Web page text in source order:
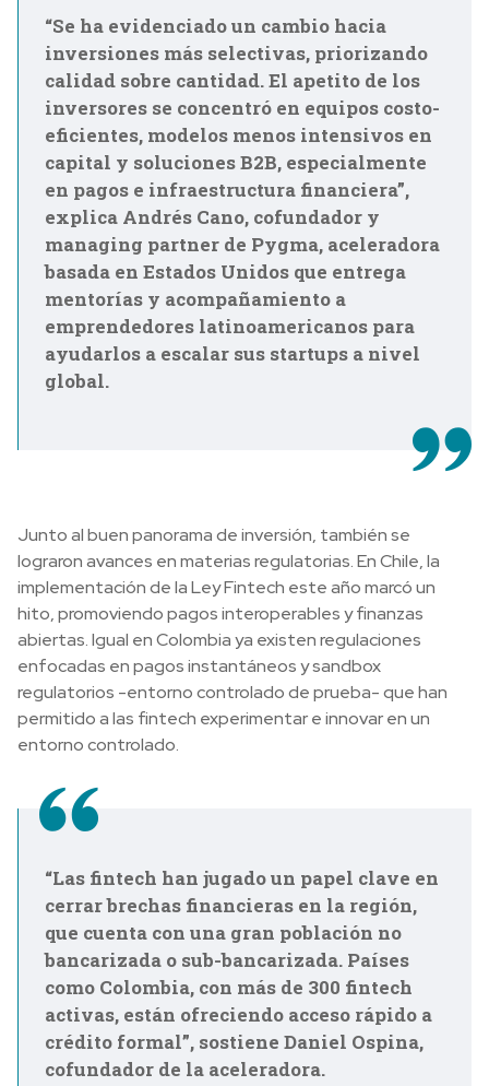
“Se ha evidenciado un cambio hacia
inversiones más selectivas, priorizando
calidad sobre cantidad. El apetito de los
inversores se concentró en equipos costo-
eficientes, modelos menos intensivos en
capital y soluciones B2B, especialmente
en pagos e infraestructura financiera”,
explica Andrés Cano, cofundador y
managing partner de Pygma, aceleradora
basada en Estados Unidos que entrega
mentorías y acompañamiento a
emprendedores latinoamericanos para
ayudarlos a escalar sus startups a nivel
global.
Junto al buen panorama de inversión, también se
lograron avances en materias regulatorias. En Chile, la
implementación de la Ley Fintech este año marcó un
hito, promoviendo pagos interoperables y finanzas
abiertas. Igual en Colombia ya existen regulaciones
enfocadas en pagos instantáneos y sandbox
regulatorios -entorno controlado de prueba- que han
permitido a las fintech experimentar e innovar en un
entorno controlado.
“Las fintech han jugado un papel clave en
cerrar brechas financieras en la región,
que cuenta con una gran población no
bancarizada o sub-bancarizada. Países
como Colombia, con más de 300 fintech
activas, están ofreciendo acceso rápido a
crédito formal”, sostiene Daniel Ospina,
cofundador de la aceleradora.